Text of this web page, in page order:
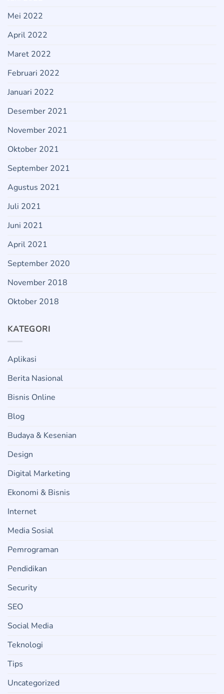
Mei 2022
April 2022
Maret 2022
Februari 2022
Januari 2022
Desember 2021
November 2021
Oktober 2021
September 2021
Agustus 2021
Juli 2021
Juni 2021
April 2021
September 2020
November 2018
Oktober 2018
KATEGORI
Aplikasi
Berita Nasional
Bisnis Online
Blog
Budaya & Kesenian
Design
Digital Marketing
Ekonomi & Bisnis
Internet
Media Sosial
Pemrograman
Pendidikan
Security
SEO
Social Media
Teknologi
Tips
Uncategorized